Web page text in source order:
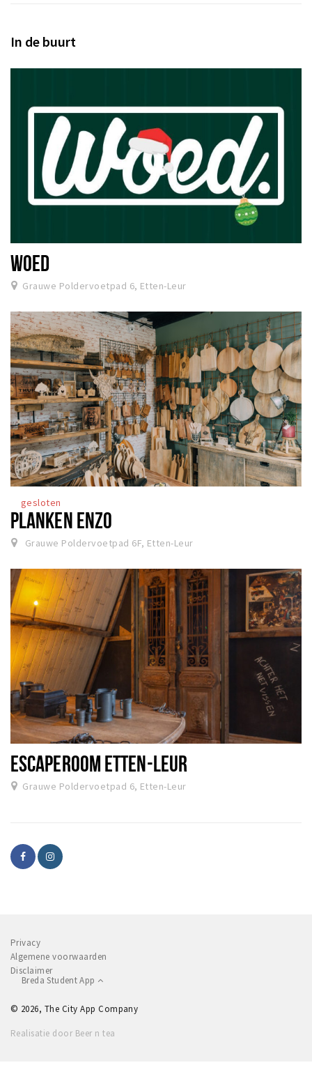
In de buurt
WOED
Grauwe Poldervoetpad 6, Etten-Leur
gesloten
PLANKEN ENZO
Grauwe Poldervoetpad 6F, Etten-Leur
ESCAPEROOM ETTEN-LEUR
Grauwe Poldervoetpad 6, Etten-Leur
Privacy
Algemene voorwaarden
Disclaimer
Breda Student App
© 2026, The City App Company
Realisatie door Beer n tea